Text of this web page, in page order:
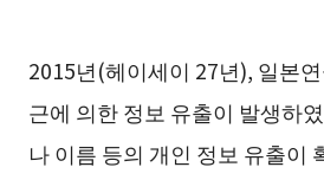
2015년(헤이세이 27년), 일본
근에 의한 정보 유출이 발생하
나 이름 등의 개인 정보 유출이